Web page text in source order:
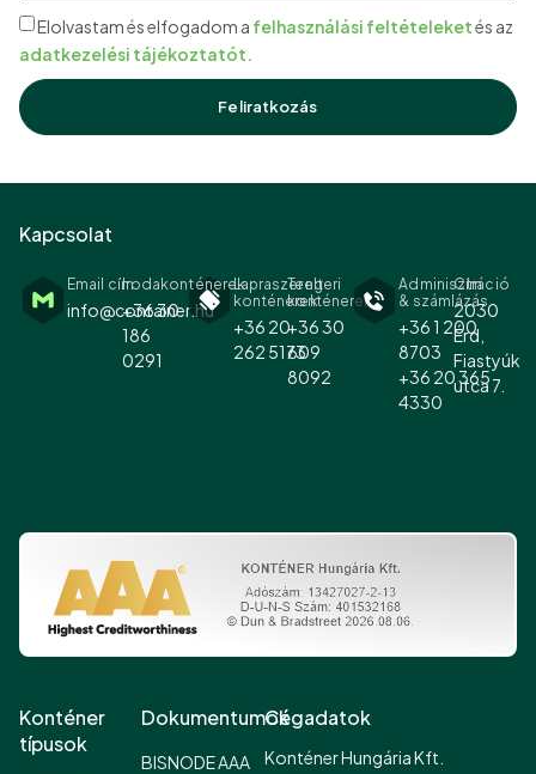
Elolvastam és elfogadom a felhasználási feltételeketés az
adatkezelési tájékoztatót.
Feliratkozás
Kapcsolat
Email cím
info@container.hu
Lapraszerelt
konténerek
+36 20
262 5173
Tengeri
konténerek
+36 30
609
8092
Cím
2030
Érd,
Fiastyúk
utca 7.
Adminisztráció
& számlázás
+36 1 200
8703
+36 20 365
4330
Irodakonténerek
+36 30
186
0291
Konténer
típusok
Dokumentumok
BISNODE AAA
Cégadatok
Konténer Hungária Kft.